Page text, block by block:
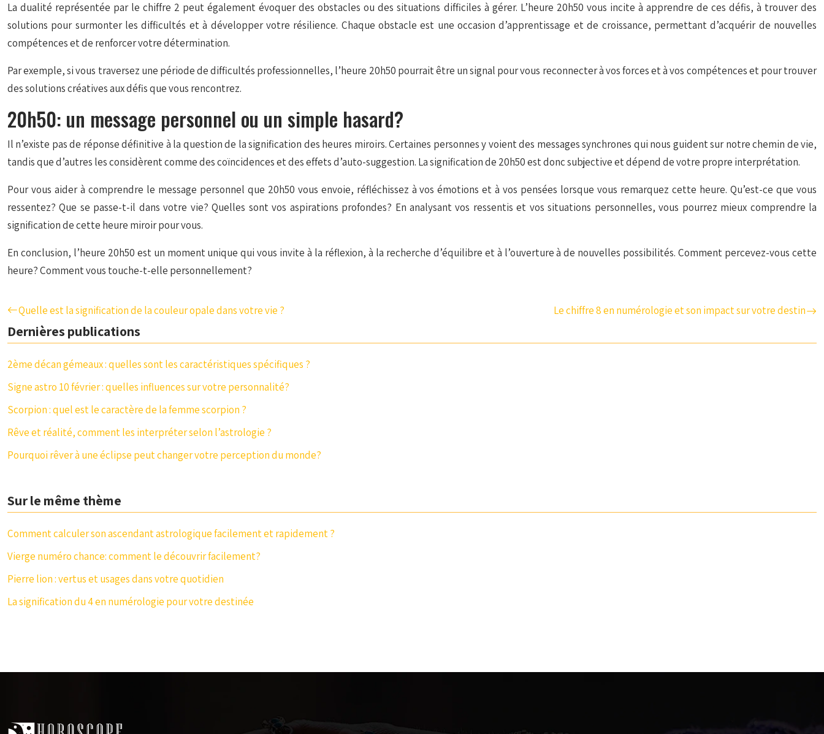
La dualité représentée par le chiffre 2 peut également évoquer des obstacles ou des situations difficiles à gérer. L’heure 20h50 vous incite à apprendre de ces défis, à trouver des
solutions pour surmonter les difficultés et à développer votre résilience. Chaque obstacle est une occasion d’apprentissage et de croissance, permettant d’acquérir de nouvelles
compétences et de renforcer votre détermination.
Par exemple, si vous traversez une période de difficultés professionnelles, l’heure 20h50 pourrait être un signal pour vous reconnecter à vos forces et à vos compétences et pour trouver
des solutions créatives aux défis que vous rencontrez.
20h50: un message personnel ou un simple hasard?
Il n’existe pas de réponse définitive à la question de la signification des heures miroirs. Certaines personnes y voient des messages synchrones qui nous guident sur notre chemin de vie,
tandis que d’autres les considèrent comme des coïncidences et des effets d’auto-suggestion. La signification de 20h50 est donc subjective et dépend de votre propre interprétation.
Pour vous aider à comprendre le message personnel que 20h50 vous envoie, réfléchissez à vos émotions et à vos pensées lorsque vous remarquez cette heure. Qu’est-ce que vous
ressentez? Que se passe-t-il dans votre vie? Quelles sont vos aspirations profondes? En analysant vos ressentis et vos situations personnelles, vous pourrez mieux comprendre la
signification de cette heure miroir pour vous.
En conclusion, l’heure 20h50 est un moment unique qui vous invite à la réflexion, à la recherche d’équilibre et à l’ouverture à de nouvelles possibilités. Comment percevez-vous cette
heure? Comment vous touche-t-elle personnellement?
Quelle est la signification de la couleur opale dans votre vie ? Le chiffre 8 en numérologie et son impact sur votre destin
Dernières publications
2ème décan gémeaux : quelles sont les caractéristiques spécifiques ?
Signe astro 10 février : quelles influences sur votre personnalité?
Scorpion : quel est le caractère de la femme scorpion ?
Rêve et réalité, comment les interpréter selon l’astrologie ?
Pourquoi rêver à une éclipse peut changer votre perception du monde?
Sur le même thème
Comment calculer son ascendant astrologique facilement et rapidement ?
Vierge numéro chance: comment le découvrir facilement?
Pierre lion : vertus et usages dans votre quotidien
La signification du 4 en numérologie pour votre destinée